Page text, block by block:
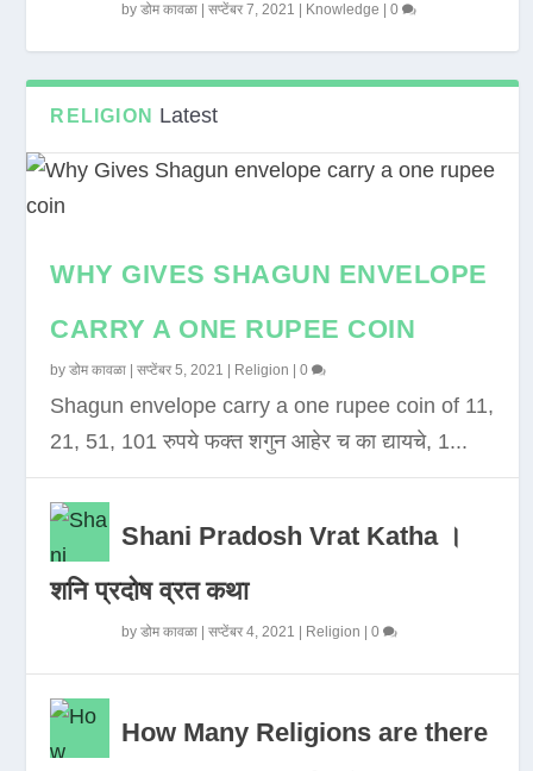
byडोम कावळा |सप्टेंबर 7, 2021 Knowledge |0
RELIGION Latest
WHY GIVES SHAGUN ENVELOPE
CARRY A ONE RUPEE COIN
byडोम कावळा |सप्टेंबर 5, 2021 Religion |0
Shagun envelope carry a one rupee coin of 11,
21, 51, 101 रुपये फक्त शगुन आहेर च का द्यायचे, 1...
Shani Pradosh Vrat Katha ।
शनि प्रदोष व्रत कथा
byडोम कावळा |सप्टेंबर 4, 2021 Religion |0
How Many Religions are there